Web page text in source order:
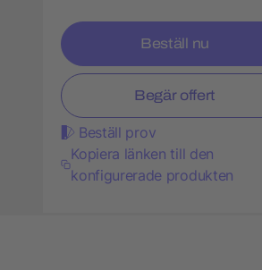
Beställ nu
Begär offert
Beställ prov
Kopiera länken till den
konfigurerade produkten